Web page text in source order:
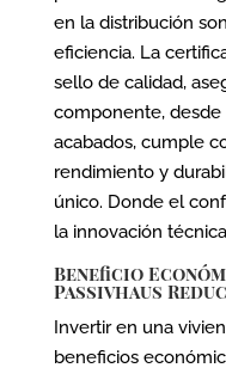
en la distribución
eficiencia. La
sello de calidad,
componente, desde
acabados, cumple
rendimiento y
único. Donde el
la innovación
Beneficio
Passivhaus
Invertir en una
beneficios